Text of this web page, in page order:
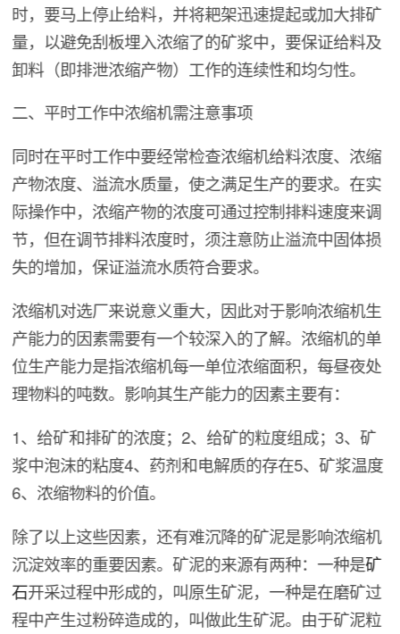
时，要马上停止给料，并将耙架迅速提起或加大排矿
量，以避免刮板埋入浓缩了的矿浆中，要保证给料及
卸料（即排泄浓缩产物）工作的连续性和均匀性。
二、平时工作中浓缩机需注意事项
同时在平时工作中要经常检查浓缩机给料浓度、浓缩
产物浓度、溢流水质量，使之满足生产的要求。在实
际操作中，浓缩产物的浓度可通过控制排料速度来调
节，但在调节排料浓度时，须注意防止溢流中固体损
失的增加，保证溢流水质符合要求。
浓缩机对选厂来说意义重大，因此对于影响浓缩机生
产能力的因素需要有一个较深入的了解。浓缩机的单
位生产能力是指浓缩机每一单位浓缩面积，每昼夜处
理物料的吨数。影响其生产能力的因素主要有：
1、给矿和排矿的浓度；2、给矿的粒度组成；3、矿
浆中泡沫的粘度4、药剂和电解质的存在5、矿浆温度
6、浓缩物料的价值。
除了以上这些因素，还有难沉降的矿泥是影响浓缩机
沉淀效率的重要因素。矿泥的来源有两种：一种是矿
石开采过程中形成的，叫原生矿泥，一种是在磨矿过
程中产生过粉碎造成的，叫做此生矿泥。由于矿泥粒